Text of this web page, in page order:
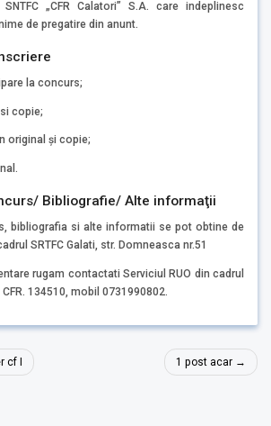
„CFR Calatori” S.A. care indeplinesc
de pregatire din anunt.
la concurs;
copie;
original şi copie;
Bibliografie/ Alte informaţii
bibliografia si alte informatii se pot obtine de
SRTFC Galati, str. Domneasca nr.51
rugam contactati Serviciul RUO din cadrul
134510, mobil 0731990802.
cf I 1 post acar